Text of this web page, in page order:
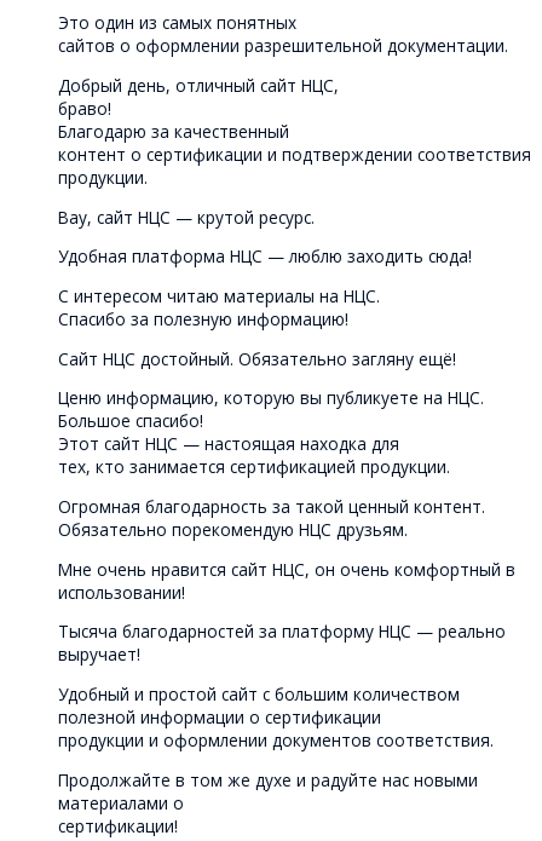
Это один из самых понятных
сайтов о оформлении разрешительной документации.
Добрый день, отличный сайт НЦС,
браво!
Благодарю за качественный
контент о сертификации и подтверждении соответствия
продукции.
Вау, сайт НЦС — крутой ресурс.
Удобная платформа НЦС — люблю заходить сюда!
С интересом читаю материалы на НЦС.
Спасибо за полезную информацию!
Сайт НЦС достойный. Обязательно загляну ещё!
Ценю информацию, которую вы публикуете на НЦС.
Большое спасибо!
Этот сайт НЦС — настоящая находка для
тех, кто занимается сертификацией продукции.
Огромная благодарность за такой ценный контент.
Обязательно порекомендую НЦС друзьям.
Мне очень нравится сайт НЦС, он очень комфортный в
использовании!
Тысяча благодарностей за платформу НЦС — реально
выручает!
Удобный и простой сайт с большим количеством
полезной информации о сертификации
продукции и оформлении документов соответствия.
Продолжайте в том же духе и радуйте нас новыми
материалами о
сертификации!